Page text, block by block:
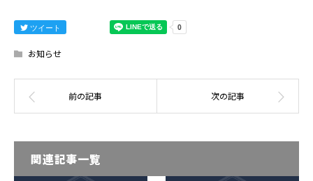
ツイート
お知らせ
関連記事一覧